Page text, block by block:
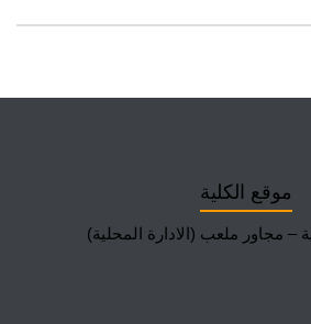
موقع الكلية
– مجاور ملعب (الادارة المحلية)